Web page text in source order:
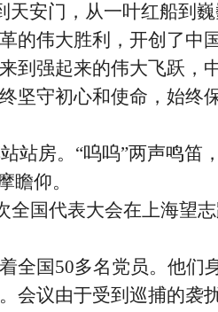
天安门，从一叶红船到
的伟大胜利，开创了中
到强起来的伟大飞跃，
坚守初心和使命，始终
站房。“呜呜”两声鸣笛
瞻仰。
全国代表大会在上海望
全国50多名党员。他们
会议由于受到巡捕的袭